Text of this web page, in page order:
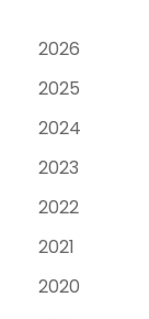
2026
2025
2024
2023
2022
2021
2020